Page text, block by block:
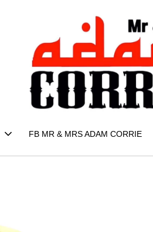
FB MR & MRS ADAM CORRIE